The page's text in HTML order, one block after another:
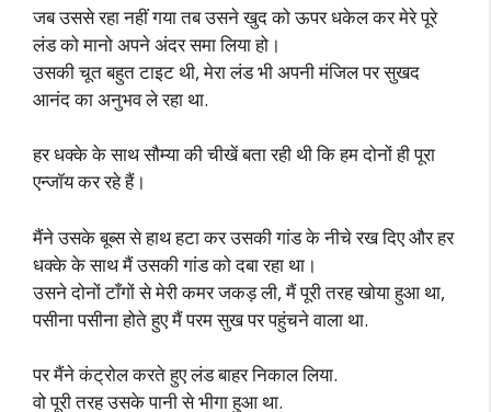
जब उससे रहा नहीं गया तब उसने खुद को ऊपर धकेल कर मेरे पूरे
लंड को मानो अपने अंदर समा लिया हो।
उसकी चूत बहुत टाइट थी, मेरा लंड भी अपनी मंजिल पर सुखद
आनंद का अनुभव ले रहा था.
हर धक्के के साथ सौम्या की चीखें बता रही थी कि हम दोनों ही पूरा
एन्जॉय कर रहे हैं।
मैंने उसके बूब्स से हाथ हटा कर उसकी गांड के नीचे रख दिए और हर
धक्के के साथ मैं उसकी गांड को दबा रहा था।
उसने दोनों टाँगों से मेरी कमर जकड़ ली, मैं पूरी तरह खोया हुआ था,
पसीना पसीना होते हुए मैं परम सुख पर पहुंचने वाला था.
पर मैंने कंट्रोल करते हुए लंड बाहर निकाल लिया.
वो पूरी तरह उसके पानी से भीगा हुआ था.